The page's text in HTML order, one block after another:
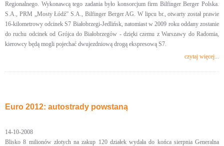
Regionalnego. Wykonawcą tego zadania było konsorcjum firm Bilfinger Berger Polska.
S.A., PRM „Mosty Łódź” S.A., Bilfinger Berger AG. W lipcu br., otwarty został prawie
16-kilometrowy odcinek S7 Białobrzegi-Jedlińsk, natomiast w 2009 roku oddany zostanie
do ruchu odcinek od Grójca do Białobrzegów - dzięki czemu z Warszawy do Radomia,
kierowcy będą mogli pojechać dwujezdniową drogą ekspresową S7.
czytaj więcej...
Euro 2012: autostrady powstaną
14-10-2008
Blisko 8 milionów złotych na zakup 120 działek wydała do końca sierpnia Generalna